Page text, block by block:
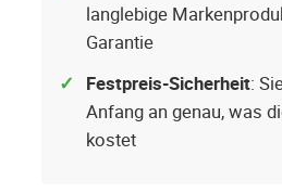
langlebige
Garantie
Festpreis-Sicherheit:
Anfang an genau, was
kostet